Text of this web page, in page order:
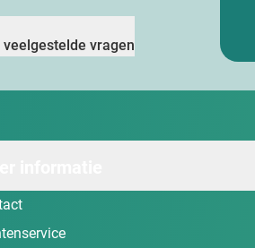
veelgestelde vragen